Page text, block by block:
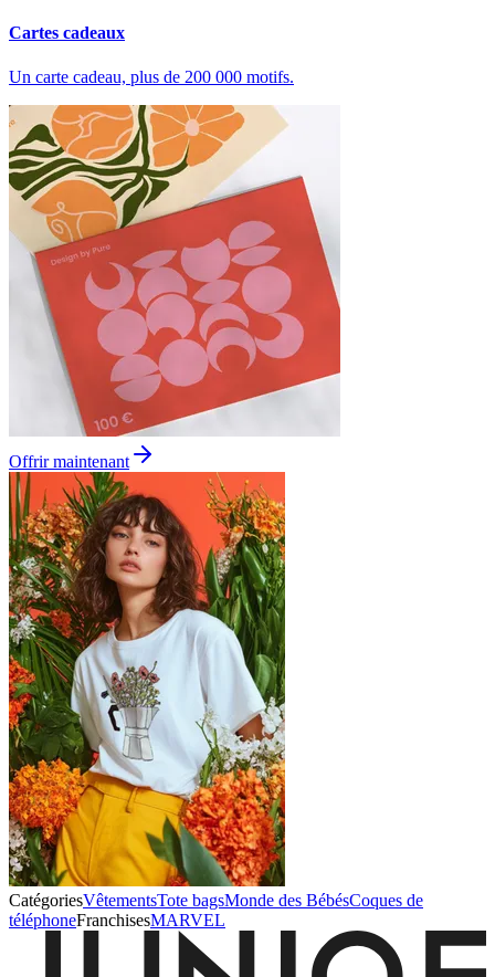
Cartes cadeaux
Un carte cadeau, plus de 200 000 motifs.
Offrir maintenant
CatégoriesVêtementsTote bagsMonde des BébésCoques de
téléphoneFranchisesMARVEL